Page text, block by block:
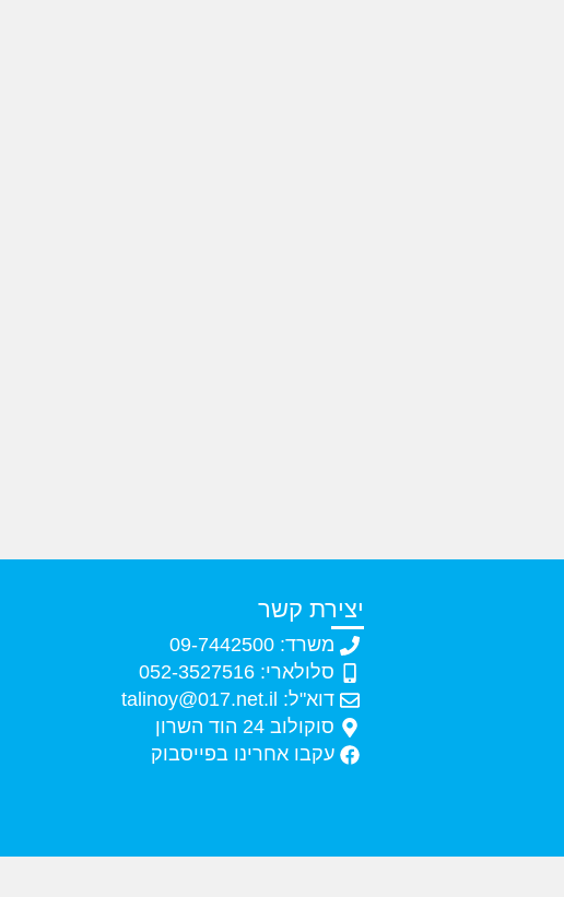
יצירת קשר
משרד: 09-7442500
סלולארי: 052-3527516
דוא"ל: talinoy@017.net.il
סוקולוב 24 הוד השרון
עקבו אחרינו בפייסבוק